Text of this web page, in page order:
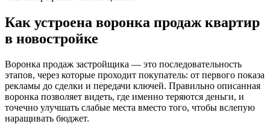
Как устроена воронка продаж квартир
в новостройке
Воронка продаж застройщика — это последовательность
этапов, через которые проходит покупатель: от первого показа
рекламы до сделки и передачи ключей. Правильно описанная
воронка позволяет видеть, где именно теряются деньги, и
точечно улучшать слабые места вместо того, чтобы вслепую
наращивать бюджет.